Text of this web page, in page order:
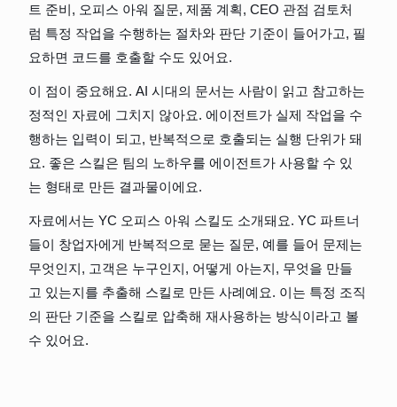
트 준비, 오피스 아워 질문, 제품 계획, CEO 관점 검토처
럼 특정 작업을 수행하는 절차와 판단 기준이 들어가고, 필
요하면 코드를 호출할 수도 있어요.
이 점이 중요해요. AI 시대의 문서는 사람이 읽고 참고하는
정적인 자료에 그치지 않아요. 에이전트가 실제 작업을 수
행하는 입력이 되고, 반복적으로 호출되는 실행 단위가 돼
요. 좋은 스킬은 팀의 노하우를 에이전트가 사용할 수 있
는 형태로 만든 결과물이에요.
자료에서는 YC 오피스 아워 스킬도 소개돼요. YC 파트너
들이 창업자에게 반복적으로 묻는 질문, 예를 들어 문제는
무엇인지, 고객은 누구인지, 어떻게 아는지, 무엇을 만들
고 있는지를 추출해 스킬로 만든 사례예요. 이는 특정 조직
의 판단 기준을 스킬로 압축해 재사용하는 방식이라고 볼
수 있어요.